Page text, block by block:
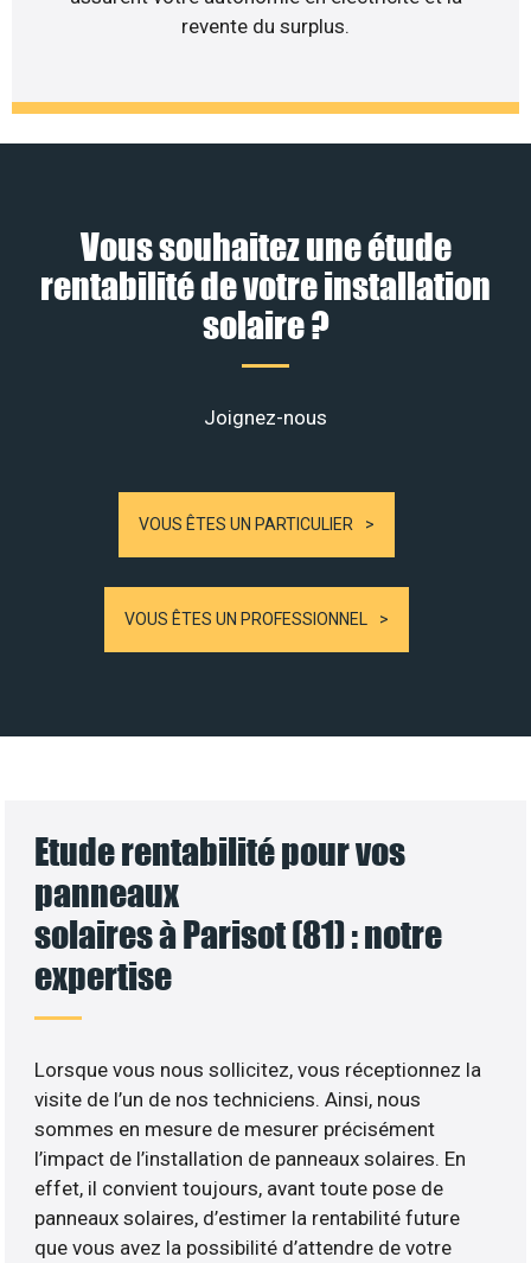
revente du surplus.
Vous souhaitez une étude
rentabilité de votre installation
solaire ?
Joignez-nous
VOUS ÊTES UN PARTICULIER
VOUS ÊTES UN PROFESSIONNEL
Etude rentabilité pour vos
panneaux
solaires à Parisot (81) : notre
expertise
Lorsque vous nous sollicitez, vous réceptionnez la
visite de l’un de nos techniciens. Ainsi, nous
sommes en mesure de mesurer précisément
l’impact de l’installation de panneaux solaires. En
effet, il convient toujours, avant toute pose de
panneaux solaires, d’estimer la rentabilité future
que vous avez la possibilité d’attendre de votre